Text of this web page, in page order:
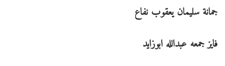
جمانة سليمان يعقوب نفاع
فايز جمعه عبدالله ابوزايد